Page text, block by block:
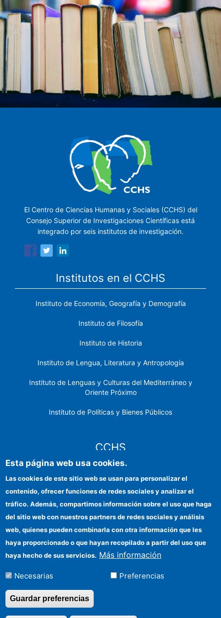
El Centro de Ciencias Humanas y Sociales (CCHS) del
Consejo Superior de Investigaciones Científicas está
integrado por seis institutos de investigación.
Institutos en el CCHS
Instituto de Economía, Geografía y Demografía
Instituto de Filosofía
Instituto de Historia
Instituto de Lengua, Literatura y Antropología
Instituto de Lenguas y Culturas del Mediterráneo y
Oriente Próximo
Instituto de Políticas y Bienes Públicos
CCHS
Identidad institucional
Ayudas FEDER
Organismos financiadores
Contacto
Cómo llegar
Esta página web usa cookies.
Las cookies de este sitio web se usan para personalizar el
contenido, ofrecer funciones de redes sociales y analizar el
tráfico. Además, compartimos información sobre el uso que haga
del sitio web con nuestros partners de redes sociales y análisis
web, quienes pueden combinarla con otra información que les
haya proporcionado o que hayan recopilado a partir del uso que
haya hecho de sus servicios. Más información
Necesarias Preferencias
Guardar preferencias